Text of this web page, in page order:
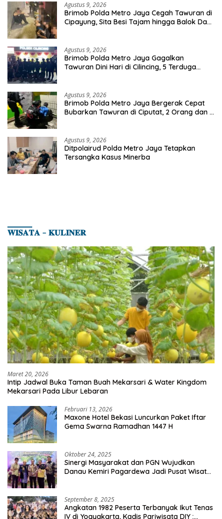
Agustus 9, 2026
Brimob Polda Metro Jaya Cegah Tawuran di
Cipayung, Sita Besi Tajam hingga Balok Dan
Agustus 9, 2026
Brimob Polda Metro Jaya Gagalkan
Tawuran Dini Hari di Cilincing, 5 Terduga
Agustus 9, 2026
Brimob Polda Metro Jaya Bergerak Cepat
Bubarkan Tawuran di Ciputat, 2 Orang dan 3
Agustus 9, 2026
Ditpolairud Polda Metro Jaya Tetapkan
Tersangka Kasus Minerba
𝐖𝐈𝐒𝐀𝐓𝐀 – 𝐊𝐔𝐋𝐈𝐍𝐄𝐑
Maret 20, 2026
Intip Jadwal Buka Taman Buah Mekarsari & Water Kingdom
Mekarsari Pada Libur Lebaran
Februari 13, 2026
Maxone Hotel Bekasi Luncurkan Paket Iftar
Gema Swarna Ramadhan 1447 H
Oktober 24, 2025
Sinergi Masyarakat dan PGN Wujudkan
Danau Kemiri Pagardewa Jadi Pusat Wisata
September 8, 2025
Angkatan 1982 Peserta Terbanyak Ikut Tenas
IV di Yogyakarta, Kadis Pariwisata DIY :